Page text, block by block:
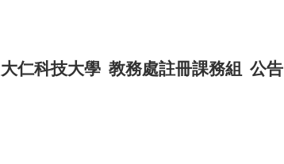
大仁科技大學 教務處註冊課務組 公告